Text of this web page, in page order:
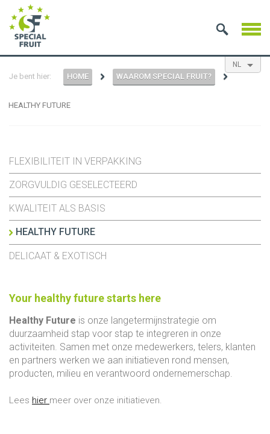
NL
Je bent hier: HOME WAAROM SPECIAL FRUIT?
HEALTHY FUTURE
FLEXIBILITEIT IN VERPAKKING
ZORGVULDIG GESELECTEERD
KWALITEIT ALS BASIS
HEALTHY FUTURE
DELICAAT & EXOTISCH
Your healthy future starts here
Healthy Future is onze langetermijnstrategie om
duurzaamheid stap voor stap te integreren in onze
activiteiten. Samen met onze medewerkers, telers, klanten
en partners werken we aan initiatieven rond mensen,
producten, milieu en verantwoord ondernemerschap.
Lees hier meer over onze initiatieven.